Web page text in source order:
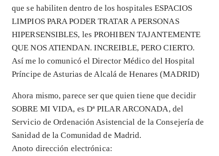
que se habiliten dentro de los hospitales ESPACIOS
LIMPIOS PARA PODER TRATAR A PERSONAS
HIPERSENSIBLES, les PROHIBEN TAJANTEMENTE
QUE NOS ATIENDAN. INCREIBLE, PERO CIERTO.
Así me lo comunicó el Director Médico del Hospital
Príncipe de Asturias de Alcalá de Henares (MADRID)
Ahora mismo, parece ser que quien tiene que decidir
SOBRE MI VIDA, es Dª PILAR ARCONADA, del
Servicio de Ordenación Asistencial de la Consejería de
Sanidad de la Comunidad de Madrid.
Anoto dirección electrónica: